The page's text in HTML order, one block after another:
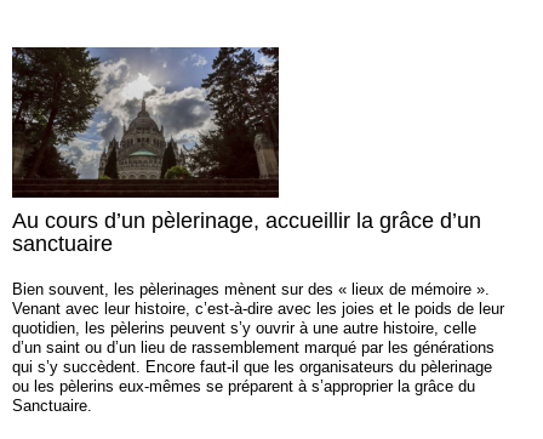
Au cours d’un pèlerinage, accueillir la grâce d’un
sanctuaire
Bien souvent, les pèlerinages mènent sur des « lieux de mémoire ».
Venant avec leur histoire, c’est-à-dire avec les joies et le poids de leur
quotidien, les pèlerins peuvent s’y ouvrir à une autre histoire, celle
d’un saint ou d’un lieu de rassemblement marqué par les générations
qui s’y succèdent. Encore faut-il que les organisateurs du pèlerinage
ou les pèlerins eux‑mêmes se préparent à s’approprier la grâce du
Sanctuaire.